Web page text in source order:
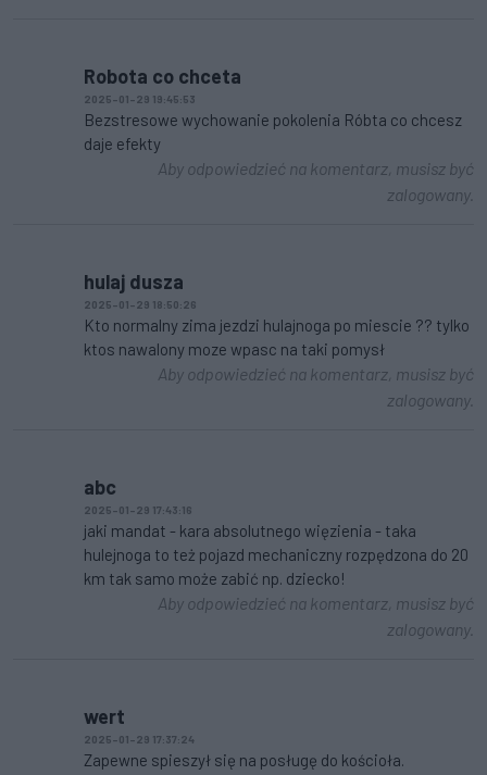
Robota co chceta
2025-01-29 19:45:53
Bezstresowe wychowanie pokolenia Róbta co chcesz
daje efekty
Aby odpowiedzieć na komentarz, musisz być
zalogowany.
hulaj dusza
2025-01-29 18:50:26
Kto normalny zima jezdzi hulajnoga po miescie ?? tylko
ktos nawalony moze wpasc na taki pomysł
Aby odpowiedzieć na komentarz, musisz być
zalogowany.
abc
2025-01-29 17:43:16
jaki mandat - kara absolutnego więzienia - taka
hulejnoga to też pojazd mechaniczny rozpędzona do 20
km tak samo może zabić np. dziecko!
Aby odpowiedzieć na komentarz, musisz być
zalogowany.
wert
2025-01-29 17:37:24
Zapewne spieszył się na posługę do kościoła.